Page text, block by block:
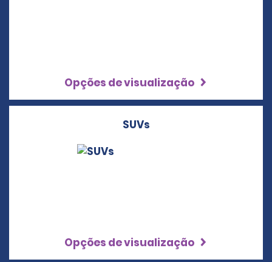
Opções de visualização
SUVs
Opções de visualização